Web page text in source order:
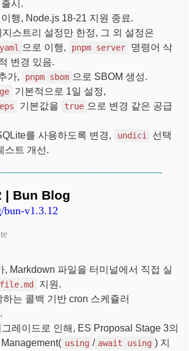
시.
행, Node.js 18-21 지원 종료.
지스트리 설정만 한정, 그 외 설정은
으로 이행, pnpm server
명령어 삭
변경 있음.
가, pnpm sbom 으로 SBOM 생성.
기본적으로 1일 설정,
기본값을 true 으로 변경 같은 공급
를 사용하도록 변경,
undici
선택
스트 개선.
| Bun Blog
bun-v1.3.12
, Markdown 파일을 터미널에서 직접 실
지원.
는 콜백 기반 cron 스케쥴러
레이드로 인해, ES Proposal Stage 3의
using / await using ) 지